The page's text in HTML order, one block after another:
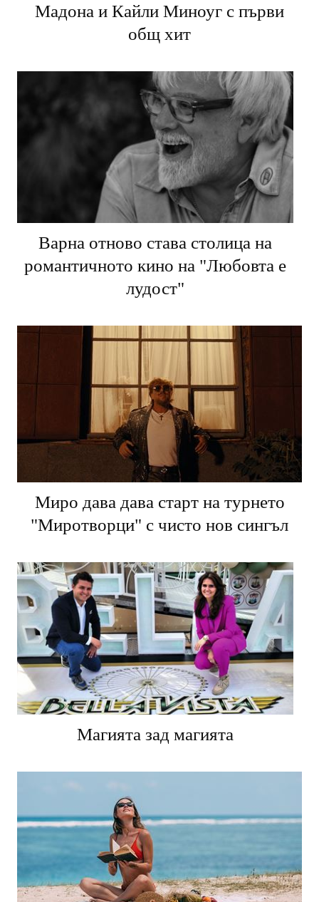
Мадона и Кайли Миноуг с първи
общ хит
Варна отново става столица на
романтичното кино на "Любовта е
лудост"
Миро дава дава старт на турнето
"Миротворци" с чисто нов сингъл
Магията зад магията